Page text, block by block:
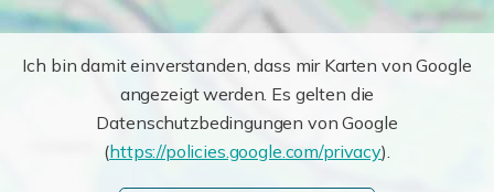
Ich bin damit einverstanden, dass mir Karten von Google
angezeigt werden. Es gelten die
Datenschutzbedingungen von Google
(https://policies.google.com/privacy).